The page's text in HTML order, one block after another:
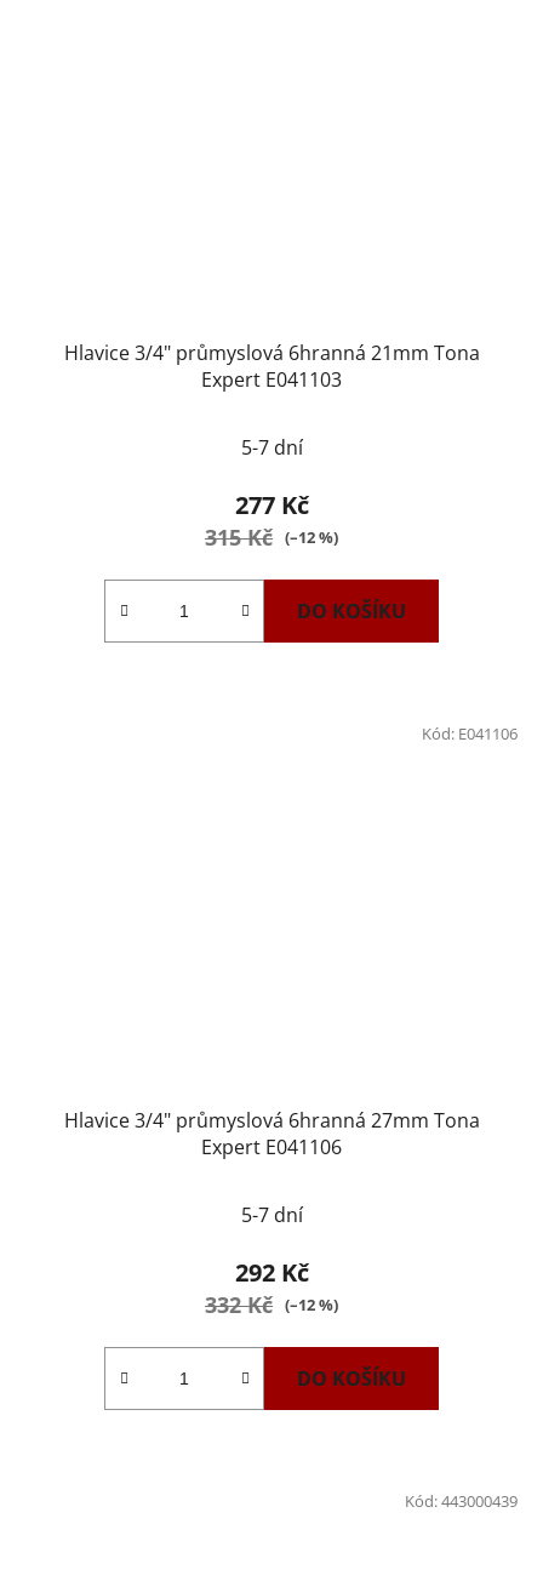
Hlavice 3/4" průmyslová 6hranná 21mm Tona
Expert E041103
5-7 dní
277 Kč
315 Kč (–12 %)
DO KOŠÍKU
Hlavice 3/4" průmyslová 6hranná 27mm Tona
Expert E041106
5-7 dní
292 Kč
332 Kč (–12 %)
DO KOŠÍKU
Kód: E041106
Kód:443000439